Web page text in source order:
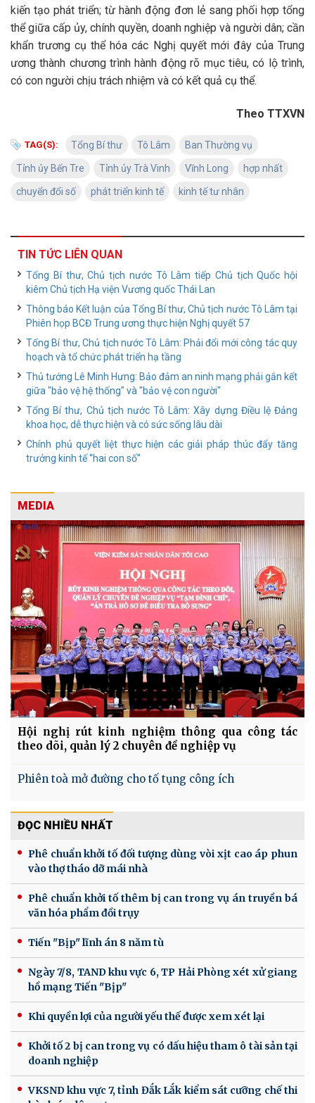
kiến tạo phát triển; từ hành động đơn lẻ sang phối hợp tổng
thể giữa cấp ủy, chính quyền, doanh nghiệp và người dân; cần
khẩn trương cụ thể hóa các Nghị quyết mới đây của Trung
ương thành chương trình hành động rõ mục tiêu, có lộ trình,
có con người chịu trách nhiệm và có kết quả cụ thể.
Theo TTXVN
TAG(S): Tổng Bí thư Tô Lâm Ban Thường vụ
Tỉnh ủy Bến Tre Tỉnh ủy Trà Vinh Vĩnh Long hợp nhất
chuyển đổi số phát triển kinh tế kinh tế tư nhân
TIN TỨC LIÊN QUAN
Tổng Bí thư, Chủ tịch nước Tô Lâm tiếp Chủ tịch Quốc hội
kiêm Chủ tịch Hạ viện Vương quốc Thái Lan
Thông báo Kết luận của Tổng Bí thư, Chủ tịch nước Tô Lâm tại
Phiên họp BCĐ Trung ương thực hiện Nghị quyết 57
Tổng Bí thư, Chủ tịch nước Tô Lâm: Phải đổi mới công tác quy
hoạch và tổ chức phát triển hạ tầng
Thủ tướng Lê Minh Hưng: Bảo đảm an ninh mạng phải gắn kết
giữa "bảo vệ hệ thống" và "bảo vệ con người"
Tổng Bí thư, Chủ tịch nước Tô Lâm: Xây dựng Điều lệ Đảng
khoa học, dễ thực hiện và có sức sống lâu dài
Chính phủ quyết liệt thực hiện các giải pháp thúc đẩy tăng
trưởng kinh tế “hai con số”
MEDIA
Hội nghị rút kinh nghiệm thông qua công tác
theo dõi, quản lý 2 chuyên đề nghiệp vụ
Phiên toà mở đường cho tố tụng công ích
ĐỌC NHIỀU NHẤT
Phê chuẩn khởi tố đối tượng dùng vòi xịt cao áp phun
vào thợ tháo dỡ mái nhà
Phê chuẩn khởi tố thêm bị can trong vụ án truyền bá
văn hóa phẩm đồi trụy
Tiến "Bịp" lĩnh án 8 năm tù
Ngày 7/8, TAND khu vực 6, TP Hải Phòng xét xử giang
hồ mạng Tiến "Bịp"
Khi quyền lợi của người yếu thế được xem xét lại
Khởi tố 2 bị can trong vụ có dấu hiệu tham ô tài sản tại
doanh nghiệp
VKSND khu vực 7, tỉnh Đắk Lắk kiểm sát cưỡng chế thi